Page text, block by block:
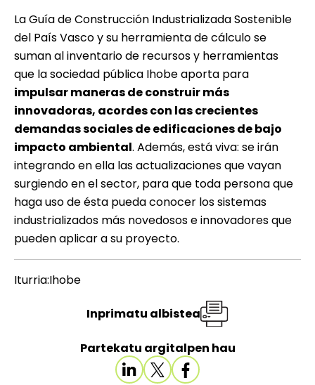
LaGuía de Construcción Industrializada Sostenible
del País Vascoy su herramienta de cálculo se
suman al inventario de recursos y herramientas
que la sociedad pública Ihobeaporta para
impulsar maneras de construir más
innovadoras, acordes con las crecientes
demandas sociales de edificaciones de bajo
impacto ambiental. Además, está viva: se irán
integrando en ella las actualizaciones que vayan
surgiendo en el sector, para que toda persona que
haga uso de ésta pueda conocer los sistemas
industrializados más novedosos e innovadores que
pueden aplicar a su proyecto.
Iturria:Ihobe
Partekatu argitalpen hau
Inprimatu albistea